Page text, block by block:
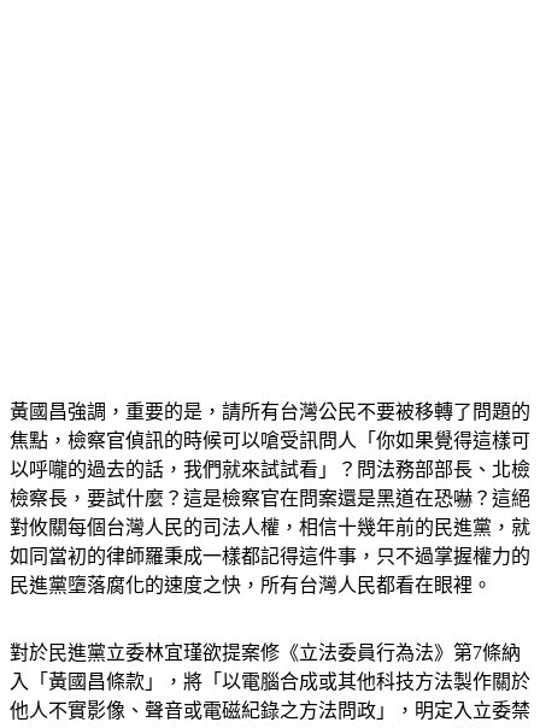
黃國昌強調，重要的是，請所有台灣公民不要被移轉了問題的
焦點，檢察官偵訊的時候可以嗆受訊問人「你如果覺得這樣可
以呼嚨的過去的話，我們就來試試看」？問法務部部長、北檢
檢察長，要試什麼？這是檢察官在問案還是黑道在恐嚇？這絕
對攸關每個台灣人民的司法人權，相信十幾年前的民進黨，就
如同當初的律師羅秉成一樣都記得這件事，只不過掌握權力的
民進黨墮落腐化的速度之快，所有台灣人民都看在眼裡。
對於民進黨立委林宜瑾欲提案修《立法委員行為法》第7條納
入「黃國昌條款」，將「以電腦合成或其他科技方法製作關於
他人不實影像、聲音或電磁紀錄之方法問政」，明定入立委禁